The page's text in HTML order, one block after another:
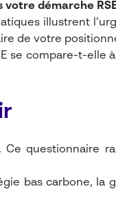
votre démarche
illustrent
de votre
se compare-t-elle
. Ce questionnaire
bas carbone, la